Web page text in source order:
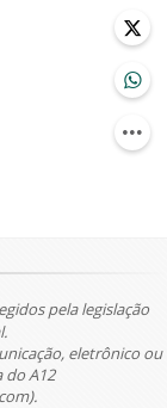
pela legislação
eletrônico ou
do A12